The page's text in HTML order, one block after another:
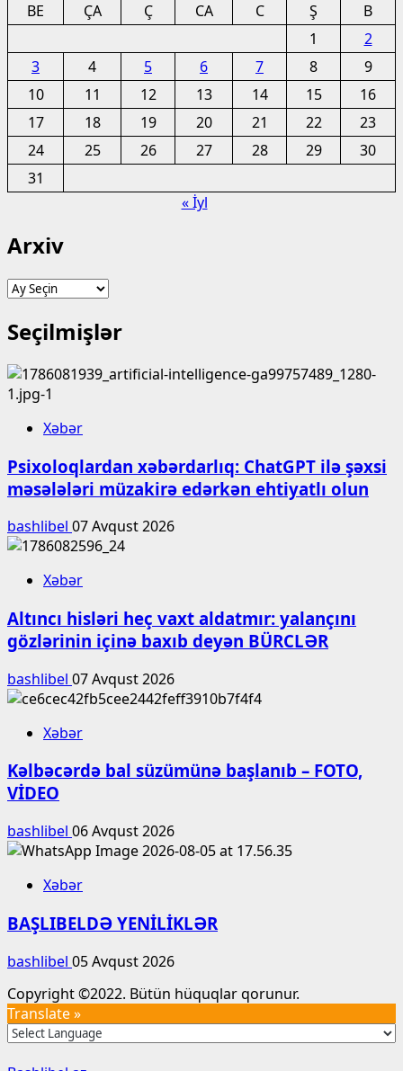
BE
ÇA Ç CA C Ş
B
1
2
3
4 5 6 7 8
9
10
11 12 13 14 15
16
17
18 19 20 21 22
23
24
25 26 27 28 29
30
31
« İyl
Arxiv
Arxiv
Seçilmişlər
Xəbər
Psixoloqlardan xəbərdarlıq: ChatGPT ilə şəxsi
məsələləri müzakirə edərkən ehtiyatlı olun
bashlibel 07 Avqust 2026
Xəbər
Altıncı hisləri heç vaxt aldatmır: yalançını
gözlərinin içinə baxıb deyən BÜRCLƏR
bashlibel 07 Avqust 2026
Xəbər
Kəlbəcərdə bal süzümünə başlanıb – FOTO,
VİDEO
bashlibel 06 Avqust 2026
Xəbər
BAŞLIBELDƏ YENİLİKLƏR
bashlibel 05 Avqust 2026
Copyright ©2022. Bütün hüquqlar qorunur.
Translate »